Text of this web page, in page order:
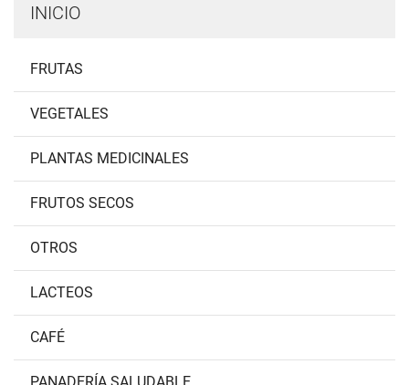
INICIO
FRUTAS
VEGETALES
PLANTAS MEDICINALES
FRUTOS SECOS
OTROS
LACTEOS
CAFÉ